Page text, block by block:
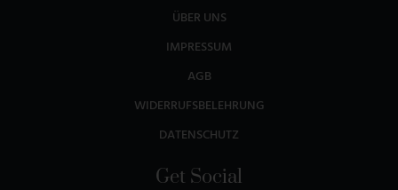
ÜBER UNS
IMPRESSUM
AGB
WIDERRUFSBELEHRUNG
DATENSCHUTZ
Get Social